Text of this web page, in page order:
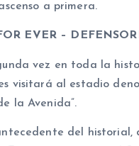
a primera.
EVER –
vez en toda la
visitará al estadio
la Avenida”.
del historial,